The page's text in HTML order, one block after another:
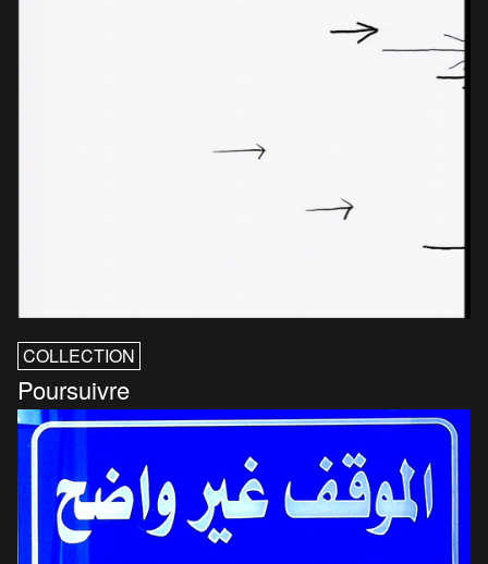
COLLECTION
Poursuivre